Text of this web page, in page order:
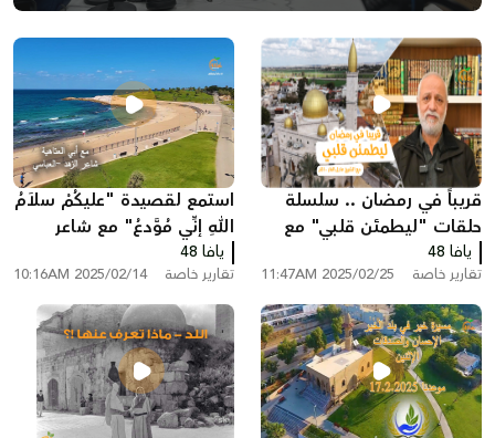
قريباً في رمضان .. سلسلة
حلقات "ليطمئن قلبي" مع
الشيخ عادل الفار من اللد
يافا 48
تقارير خاصة 2025/02/25 11:47AM
استمع لقصيدة "عليكُمْ سلاَمُ
اللهِ إنِّي مُوَّدعُ" مع شاعر
الزهد أبي العتاهية
يافا 48
تقارير خاصة 2025/02/14 10:16AM